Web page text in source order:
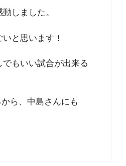
しました。
と思います！
もいい試合が出来る
ら、中島さんにも